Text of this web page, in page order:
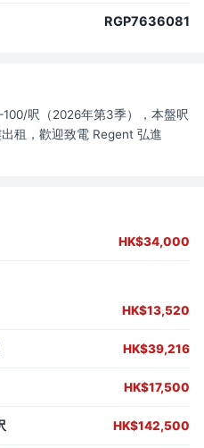
RGP7636081
呎（2026年第3季），本盤呎
租，歡迎致電 Regent 弘進
HK$34,000
HK$13,520
HK$39,216
HK$17,500
HK$142,500